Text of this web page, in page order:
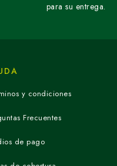
para su entrega.
y condiciones
Frecuentes
de pago